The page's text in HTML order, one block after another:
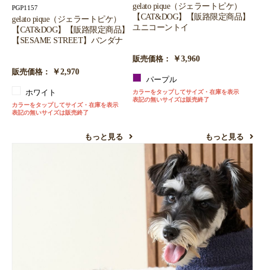
PGP1157
gelato pique（ジェラートピケ）
【CAT&DOG】【販路限定商品】
【SESAME STREET】バンダナ
販売価格： ￥2,970
ホワイト
カラーをタップしてサイズ・在庫を表示
表記の無いサイズは販売終了
もっと見る
gelato pique（ジェラートピケ）
【CAT&DOG】【販路限定商品】
ユニコーントイ
販売価格： ￥3,960
パープル
カラーをタップしてサイズ・在庫を表示
表記の無いサイズは販売終了
もっと見る